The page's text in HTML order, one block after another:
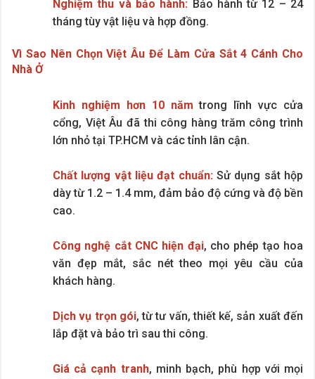
Nghiệm thu và bảo hành: Bảo hành từ 12 – 24
tháng tùy vật liệu và hợp đồng.
Vì Sao Nên Chọn Việt Âu Để Làm Cửa Sắt 4 Cánh Cho
Nhà Ở
Kinh nghiệm hơn 10 năm trong lĩnh vực cửa
cổng, Việt Âu đã thi công hàng trăm công trình
lớn nhỏ tại TP.HCM và các tỉnh lân cận.
Chất lượng vật liệu đạt chuẩn:Sử dụng sắt hộp
dày từ 1.2 – 1.4 mm, đảm bảo độ cứng và độ bền
cao.
Công nghệ cắt CNC hiện đại, cho phép tạo hoa
văn đẹp mắt, sắc nét theo mọi yêu cầu của
khách hàng.
Dịch vụ trọn gói, từ tư vấn, thiết kế, sản xuất đến
lắp đặt và bảo trì sau thi công.
Giá cả cạnh tranh, minh bạch, phù hợp với mọi